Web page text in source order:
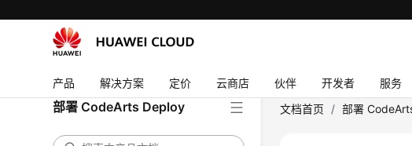
产品 解决方案 定价 云商店 伙伴 开发者 服务
部署 CodeArts Deploy 文档首页 / 部署